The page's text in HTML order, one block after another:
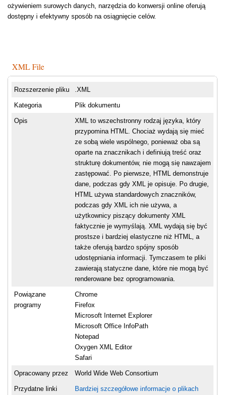
ożywieniem surowych danych, narzędzia do konwersji online oferują
dostępny i efektywny sposób na osiągnięcie celów.
XML File
Rozszerzenie pliku .XML
Kategoria Plik dokumentu
Opis
XML to wszechstronny rodzaj języka, który
przypomina HTML. Chociaż wydają się mieć
ze sobą wiele wspólnego, ponieważ oba są
oparte na znacznikach i definiują treść oraz
strukturę dokumentów, nie mogą się nawzajem
zastępować. Po pierwsze, HTML demonstruje
dane, podczas gdy XML je opisuje. Po drugie,
HTML używa standardowych znaczników,
podczas gdy XML ich nie używa, a
użytkownicy piszący dokumenty XML
faktycznie je wymyślają. XML wydają się być
prostsze i bardziej elastyczne niż HTML, a
także oferują bardzo spójny sposób
udostępniania informacji. Tymczasem te pliki
zawierają statyczne dane, które nie mogą być
renderowane bez oprogramowania.
Powiązane
programy
Chrome
Firefox
Microsoft Internet Explorer
Microsoft Office InfoPath
Notepad
Oxygen XML Editor
Safari
Opracowany przez World Wide Web Consortium
Przydatne linki
Bardziej szczegółowe informacje o plikach